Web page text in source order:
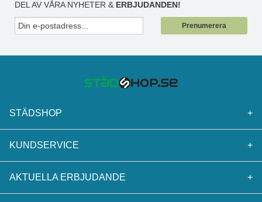
DEL AV VÅRA NYHETER & ERBJUDANDEN!
Prenumerera
STÄDSHOP +
KUNDSERVICE +
AKTUELLA ERBJUDANDE +